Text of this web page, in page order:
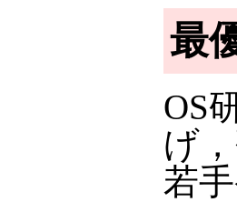
最
OS
げ
若